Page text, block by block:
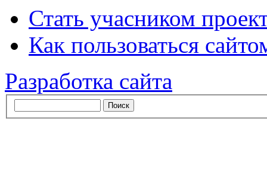
Стать учасником
Как пользоваться
Разработка сайта